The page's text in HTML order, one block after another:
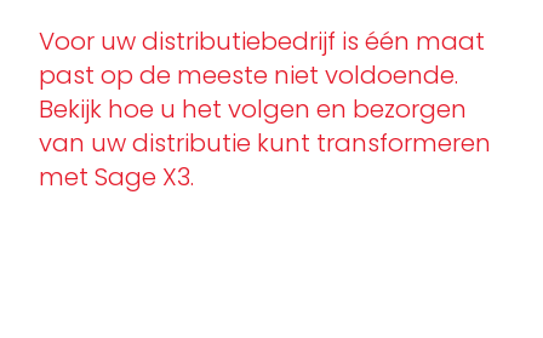
Voor uw distributiebedrijf is één maat
past op de meeste niet voldoende.
Bekijk hoe u het volgen en bezorgen
van uw distributie kunt transformeren
met Sage X3.